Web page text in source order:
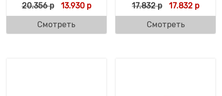
20.356р Первоначальная цена составляла 20.356
13.930рТекущая цена: 13.930 р.
Смотреть
17.832р 17.832 р
Смотреть